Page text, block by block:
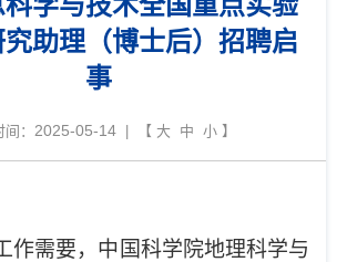
助理（博士后）招聘启
事
： 2025-05-14| 【 大 中 小】
作需要，中国科学院地理科学与